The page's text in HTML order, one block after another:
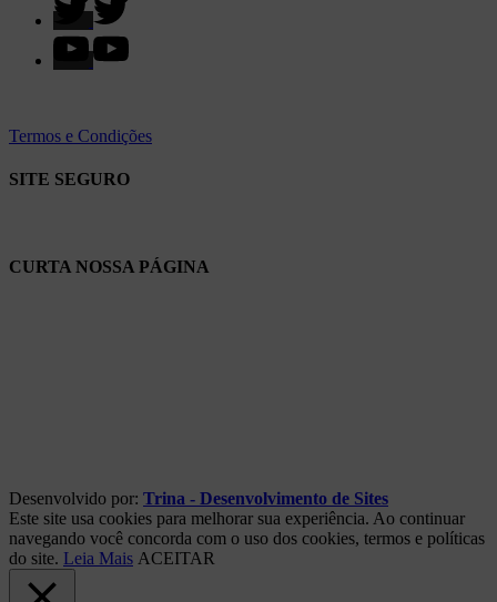
Termos e Condições
SITE SEGURO
CURTA NOSSA PÁGINA
Desenvolvido por: Trina - Desenvolvimento de Sites
Este site usa cookies para melhorar sua experiência. Ao continuar
navegando você concorda com o uso dos cookies, termos e políticas
do site. Leia Mais ACEITAR